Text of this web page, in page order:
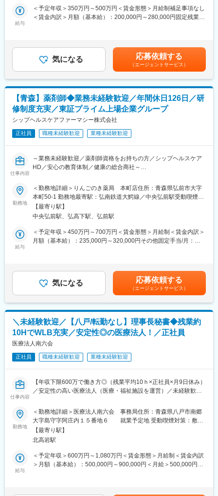
求人となっております。IT領域へキャリアチェンジされたい方歓
迎しております！
るため、社内でのデスクワークが6割、お客様先での業務が4割ほ
どとなります。また、外部のITベンダーとの打ち合わせ等もある
ため、関係者が多いのも当職種の特徴の一つとなります。
ます。
【ポジションの魅力】
・長期間の研修を用意しているため職種未経験＆技術的な知識が
全く無い方でも立ち上りが可能となっております。
・業界トップクラスの調剤システムやIoT製品を扱っており、業務
を通して最新の技術に触れることが可能です。
・正社員登用は前提の採用です。就業態度に問題がなければ原則
登用となり、業界トップクラスシェアを誇る優良企業の正社員と
して安定就業が可能です。（登用率98%、試験ノルマなし）
【同社の魅力】
◆医療業界に貢献：
最新のIoT技術に注力しており、これまで人の手でアナログに行わ
れていた薬剤管理を、全自動で管理、調整、計測、分包まで対応
ない医療現場の安心安全や、医療従事者の負担軽減に大きく貢献
しています。
顧客からいかにシェアを獲得するか試行錯誤する面白さがありま
す。
変更の範囲：会社の定める業務
給与
＜予定年収＞350万円～500万円＜賃金形態＞月給制補足事項なし
＜賃金内訳＞月額（基本給）：200,000円～280,000円固定残業手
＞※給与詳細は、年齢・スキルを考慮し決定します。■昇給：年1
回■賞与：年2回賃金はあくまでも目安の金額であり、選考を通じ
て上下する可能性があります。月給(月額)は固定手当を含めた表記
です。
気になる 応募依頼する
（エージェントサービス）
【青森】薬剤師◆業務未経験歓迎／年間休日126日／研
修制度充実／東証プライム上場企業グループ
シップヘルスケアファーマシー株式会社
正社員 職種未経験歓迎 業種未経験歓迎
仕事内容
～業務未経験歓迎／薬剤師資格をお持ちの方／シップヘルスケア
HD／安心の教育体制／健康の総合商社～
■仕事内容：
処方監査、調剤、服薬支援、薬歴管理、在宅業務、OTC販売など
■診療科目：
一般内科／消化器内科／循環器内科／呼吸器内科／神経内科／脳
神経外科／整形外科／精神科・心療内科／眼科／耳鼻咽喉科／皮
膚科／泌尿器科／小児科
■当社について：
保険薬局だけでなく、有料老人ホームや訪問看護ステーションな
ルディングスのグループ企業でもあり、安定した環境の中で長く
働くことができます。
また、当社は次世代の薬局のあるべき形を見据えて、20年以上前
から在宅医療に取り組んでおり、今後の超高齢社会に対してもビ
ジネスとして十分な準備ができている会社です。
■やりがいは地域貢献：
地元に根づいた薬局を運営しているため、地元の患者様に多くご
利用をいただいている環境です。患者様対応や薬剤師サポートを
通じ、「ありがとう」の言葉をもらえることがやりがいです。地
■ライフステージの変化があっても安心して働ける会社：
・当社の社員が転職活動をしなくていい環境を作る。そんな思い
から、様々な福利厚生や待遇をご用意しています。仕事もプライ
りました。
勤務地
＜勤務地詳細＞りんごのき薬局 本町店住所：青森県弘前市大字
本町50-1 勤務地最寄駅：弘南鉄道大鰐線／中央弘前駅受動喫煙対
策：屋内全面禁煙変更の範囲：会社の定める事業所
【最寄り駅】
中央弘前駅、弘高下駅、弘前駅
給与
＜予定年収＞450万円～700万円＜賃金形態＞月給制＜賃金内訳＞
月額（基本給）：235,000円～320,000円その他固定手当/月：
回（6月）■賞与：年2回（7月／12月）■決算賞与あり（業績によ
り3月に支給）■研修認定薬剤師手当：5,000円賃金はあくまでも
目安の金額であり、選考を通じて上下する可能性があります。月
給(月額)は固定手当を含めた表記です。
気になる 応募依頼する
（エージェントサービス）
＼未経験歓迎／【八戸/転勤なし】理事長秘書◆残業約
10HでWLB充実／安定性◎の医療法人！／正社員
医療法人南六会
正社員 職種未経験歓迎 業種未経験歓迎
仕事内容
【年収下限600万で働き方◎（残業平均10ｈ×正社員×月9日休み）
／安定性の高い医療法人（医療・福祉施設を運営）／未経験歓
【メインミッション】
当法人理事長の秘書として、当法人全体の業務がスムーズに遂行
できるよう当理事長を側面からサポートしていただきます。
■業務詳細：
◎当法人理事長の業務補助
◎当法人理事長のスケジュール管理など
勤務地
＜勤務地詳細＞医療法人南六会 事務局住所：青森県八戸市南郷
大字島守字阿庄内１５番地６ 就業予定地 受動喫煙対策：敷地
内全面禁煙変更の範囲：会社の定める事業所
【最寄り駅】
北高岩駅
給与
＜予定年収＞600万円～1,080万円＜賃金形態＞月給制＜賃金内訳
＞月額（基本給）：500,000円～900,000円＜月給＞500,000円～